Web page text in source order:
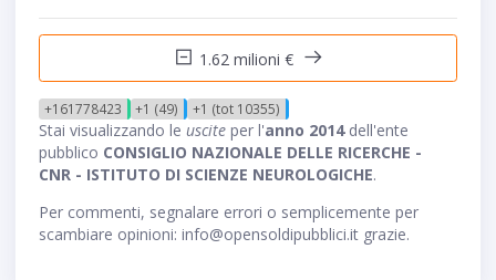
1.62 milioni €
+161778423 +1 (49) +1 (tot 10355)
Stai visualizzando le uscite per l'anno 2014dell'ente
pubblico CONSIGLIO NAZIONALE DELLE RICERCHE -
CNR - ISTITUTO DI SCIENZE NEUROLOGICHE.
Per commenti, segnalare errori o semplicemente per
scambiare opinioni: info@opensoldipubblici.it grazie.